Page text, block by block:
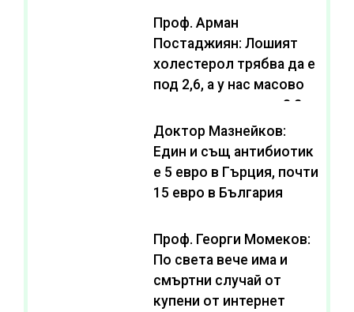
Проф. Арман
Постаджиян: Лошият
холестерол трябва да е
под 2,6, а у нас масово
се живее с нива от 3,2
Доктор Мазнейков:
Един и същ антибиотик
e 5 евро в Гърция, почти
15 евро в България
Проф. Георги Момеков:
По света вече има и
смъртни случай от
купени от интернет